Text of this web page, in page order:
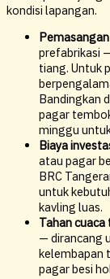
kondisi lapangan.
prefabrikasi
tiang. Untuk
Bandingkan
pagar
minggu
Biaya
atau pagar
BRC
untuk
kavling luas.
Tahan cuaca
— dirancang
kelembapan
pagar besi